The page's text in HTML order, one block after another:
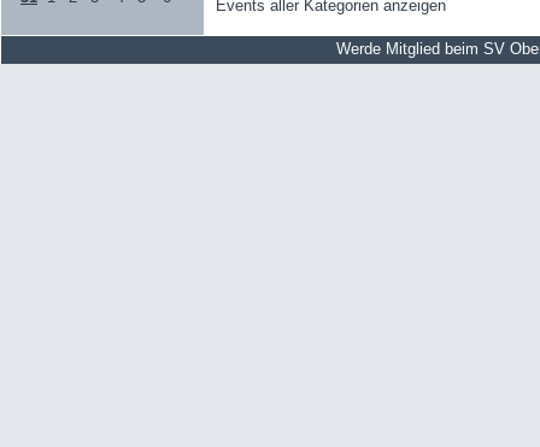
Events aller Kategorien anzeigen
Werde Mitglied beim SV